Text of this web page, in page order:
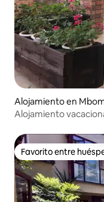
Alojamiento en
Alojamiento
Favorito entre
Favorito entre